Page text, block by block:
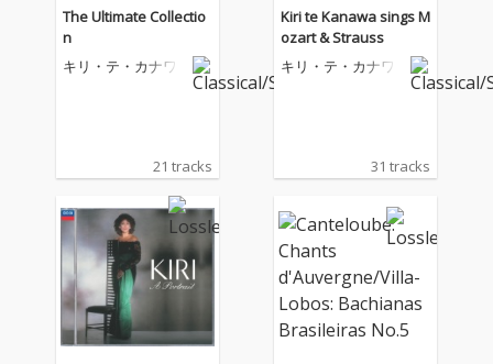
The Ultimate Collectio
n
キリ・テ・カナワ
21 tracks
Kiri te Kanawa sings M
ozart & Strauss
キリ・テ・カナワ
31 tracks